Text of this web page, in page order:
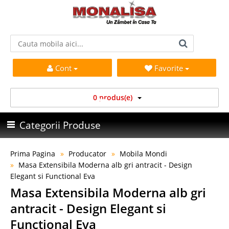
Cont Favorite
0 produs(e)
Categorii Produse
Prima Pagina Producator
Mobila Mondi
Masa Extensibila Moderna alb gri antracit - Design
Elegant si Functional Eva
Masa Extensibila Moderna alb gri
antracit - Design Elegant si
Functional Eva